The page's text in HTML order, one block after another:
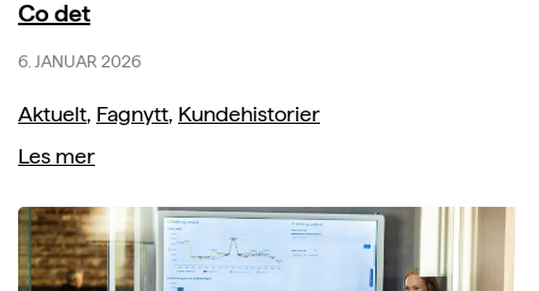
Co det
6. JANUAR 2026
Aktuelt, Fagnytt, Kundehistorier
Les mer